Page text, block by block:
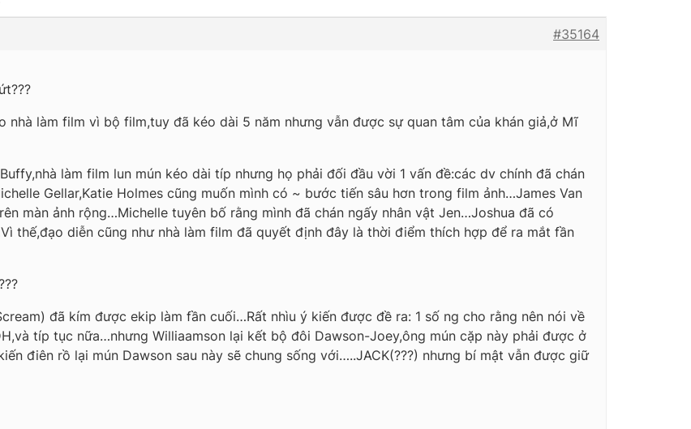
#35164
làm film vì bộ film,tuy đã kéo dài 5 năm nhưng vẫn được sự quan tâm của khán giả,ở Mĩ
làm film lun mún kéo dài típ nhưng họ phải đối đầu vời 1 vấn đề:các dv chính đã chán
Gellar,Katie Holmes cũng muốn mình có ~ bước tiến sâu hơn trong film ảnh…James Van
màn ảnh rộng…Michelle tuyên bố rằng mình đã chán ngấy nhân vật Jen…Joshua đã có
thế,đạo diễn cũng như nhà làm film đã quyết định đây là thời điểm thích hợp để ra mắt fần
đã kím được ekip làm fần cuối…Rất nhìu ý kiến được đề ra: 1 số ng cho rằng nên nói về
típ tục nữa…nhưng Williaamson lại kết bộ đôi Dawson-Joey,ông mún cặp này phải được ở
điên rồ lại mún Dawson sau này sẽ chung sống với…..JACK(???) nhưng bí mật vẫn được giữ